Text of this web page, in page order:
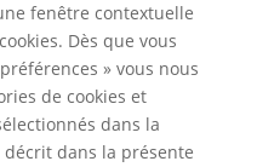
fenêtre contextuelle
Dès que vous
» vous nous
de cookies et
dans la
dans la présente